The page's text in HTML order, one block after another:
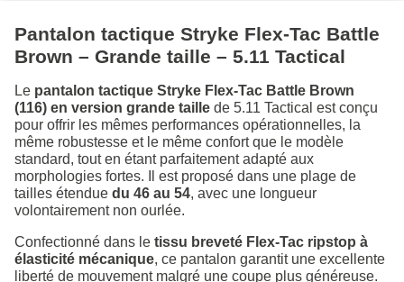
Pantalon tactique Stryke Flex-Tac Battle
Brown – Grande taille – 5.11 Tactical
Le pantalon tactique Stryke Flex-Tac Battle Brown
(116) en version grande taille de 5.11 Tactical est conçu
pour offrir les mêmes performances opérationnelles, la
même robustesse et le même confort que le modèle
standard, tout en étant parfaitement adapté aux
morphologies fortes. Il est proposé dans une plage de
tailles étendue du 46 au 54, avec une longueur
volontairement non ourlée.
Confectionné dans le tissu breveté Flex-Tac ripstop à
élasticité mécanique, ce pantalon garantit une excellente
liberté de mouvement malgré une coupe plus généreuse.